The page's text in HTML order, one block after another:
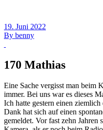
19. Juni 2022
By benny
170 Mathias
Eine Sache vergisst man beim
immer. Bei uns war es dieses
Ich hatte gestern einen
Dank hat sich auf einen
gemeldet. Vor fast zehn Jahren